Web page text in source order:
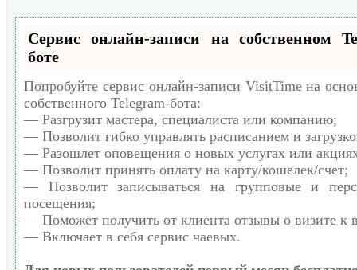
Сервис онлайн-записи на собственном
боте
Попробуйте сервис онлайн-записи VisitTime на
собственного Telegram-бота:
— Разгрузит мастера, специалиста или компанию;
— Позволит гибко управлять расписанием и
— Разошлет оповещения о новых услугах или
— Позволит принять оплату на карту/кошелек/счет;
— Позволит записываться на групповые и
посещения;
— Поможет получить от клиента отзывы о визите к
— Включает в себя сервис чаевых.